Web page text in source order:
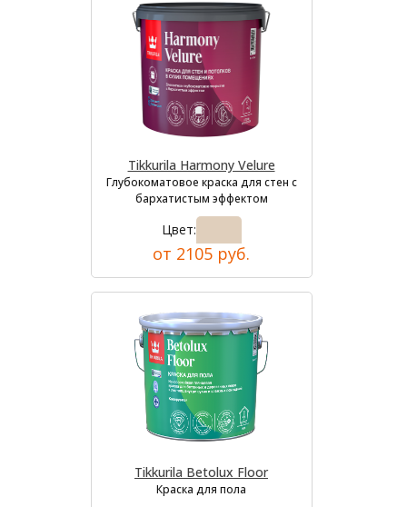
Tikkurila Harmony Velure
Глубокоматовое краска для стен с
бархатистым эффектом
Цвет:
от 2105 руб.
Tikkurila Betolux Floor
Краска для пола